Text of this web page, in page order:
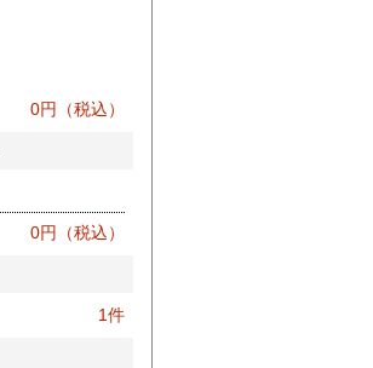
0円（税込）
0円（税込）
1件